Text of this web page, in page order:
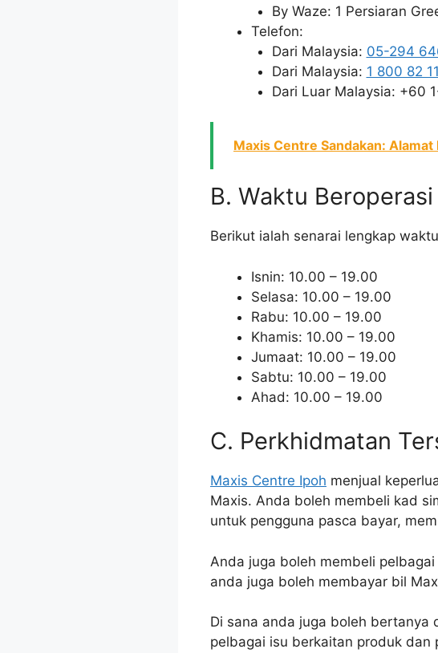
By Waze: 1 Persiaran
Telefon:
Dari Malaysia: 05-294
Dari Malaysia: 1 800 82
Dari Luar Malaysia: +60
Maxis Centre Sandakan:
B. Waktu Beroperasi
Berikut ialah senarai lengkap
Isnin: 10.00 – 19.00
Selasa: 10.00 – 19.00
Rabu: 10.00 – 19.00
Khamis: 10.00 – 19.00
Jumaat: 10.00 – 19.00
Sabtu: 10.00 – 19.00
Ahad: 10.00 – 19.00
C. Perkhidmatan
Maxis Centre Ipoh menjual
Maxis. Anda boleh membeli kad
untuk pengguna pasca bayar,
Anda juga boleh membeli
anda juga boleh membayar bil
Di sana anda juga boleh bertanya
pelbagai isu berkaitan produk dan